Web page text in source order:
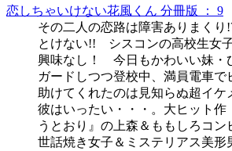
恋しちゃいけない花風くん 分冊版 ： 9
その二人の恋路は障害ありまく
とけない!! シスコンの高校生女
興味なし！ 今日もかわいい妹・
ガードしつつ登校中、満員電車
助けてくれたのは見知らぬ超イ
彼はいったい・・・。大ヒット作
うとおり』の上森＆ももしろコン
世話焼き女子＆ミステリアス美形